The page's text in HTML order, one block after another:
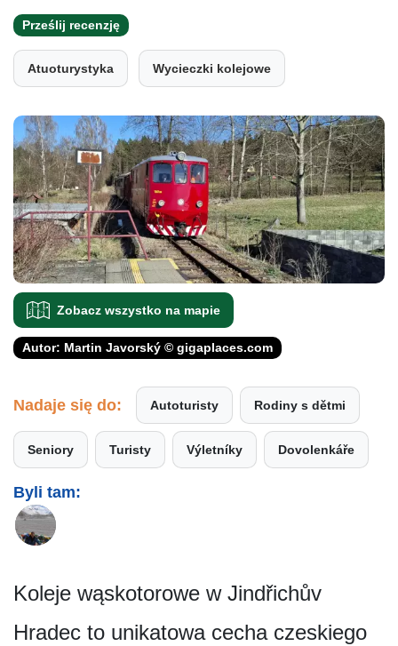
Prześlij recenzję
Atuoturystyka Wycieczki kolejowe
Zobacz wszystko na mapie
Autor: Martin Javorský © gigaplaces.com
Nadaje się do: Autoturisty Rodiny s dětmi
Seniory Turisty Výletníky Dovolenkáře
Byli tam:
Koleje wąskotorowe w Jindřichův
Hradec to unikatowa cecha czeskiego